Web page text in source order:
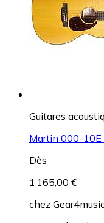
Guitares
Martin 000-10E
Dès
1 165,00 €
chez Gear4music